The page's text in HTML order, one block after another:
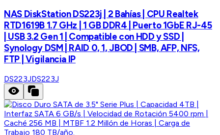
NAS DiskStation DS223j | 2 Bahías | CPU Realtek
RTD1619B 1.7 GHz | 1 GB DDR4 | Puerto 1GbE RJ-45
| USB 3.2 Gen 1 | Compatible con HDD y SSD |
Synology DSM | RAID 0, 1, JBOD | SMB, AFP, NFS,
FTP | Vigilancia IP
DS223JDS223J